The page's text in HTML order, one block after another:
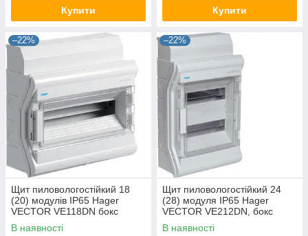
Купити Купити
–22%
Щит пиловологостійкий 18
(20) модулів IP65 Hager
VECTOR VE118DN бокс
Хагер, шафа розподільна
(Smart Rozetka)
В наявності
–22%
Щит пиловологостійкий 24
(28) модуля IP65 Hager
VECTOR VE212DN, бокс
Хагер, шафа розподільна
(Smart Rozetka)
В наявності